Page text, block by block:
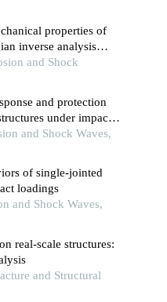
properties of
inverse analysis
and Shock
and protection
under impact
and Shock Waves,
of single-jointed
loadings
and Shock Waves,
real-scale structures:
and Structural